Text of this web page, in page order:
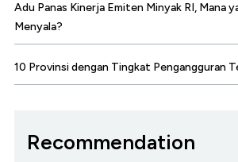
Adu Panas Kinerja Emiten Minyak RI, Mana
Menyala?
10 Provinsi dengan Tingkat Pengangguran
Recommendation